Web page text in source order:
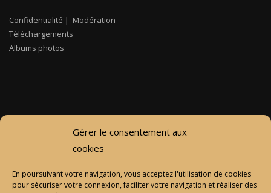
Gérer le consentement aux
cookies
En poursuivant votre navigation, vous acceptez l'utilisation de cookies
pour sécuriser votre connexion, faciliter votre navigation et réaliser des
Confidentialité | Modération
Téléchargements
Albums photos